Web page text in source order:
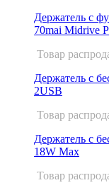
Держатель с
70mai Midrive
Товар
Держатель с
2USB
Товар
Держатель с
18W Max
Товар